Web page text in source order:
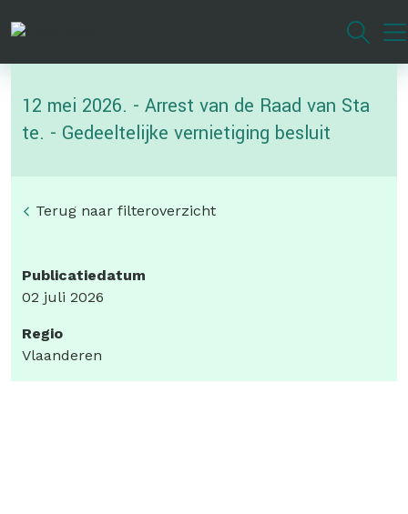
inhoud
gaan
12 mei 2026. - Arrest van de Raad van Sta
te. - Gedeeltelijke vernietiging besluit
Terug naar filteroverzicht
Publicatiedatum
02 juli 2026
Regio
Vlaanderen